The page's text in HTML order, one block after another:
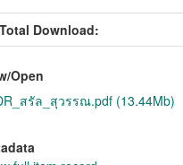
Total Download:
Open
สรัล_สุวรรณ.pdf (13.44Mb)